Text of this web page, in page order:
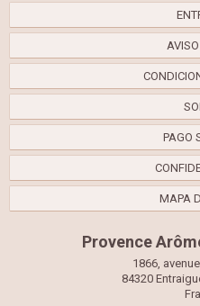
PAGO
MAPA
Provence
1866,
84320